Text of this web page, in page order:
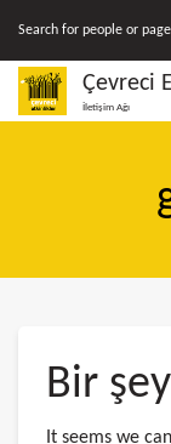
Çevreci
İletişim Ağı
Bir
It seems we